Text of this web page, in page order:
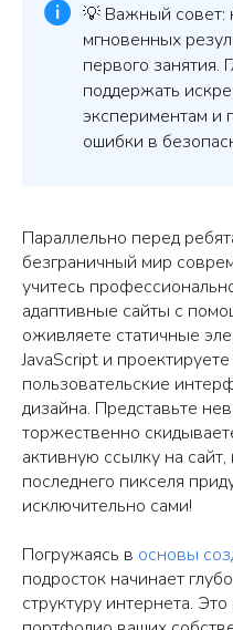
💡 Важный совет:
мгновенных
первого занятия.
поддержать
экспериментам и
ошибки в
Параллельно перед
безграничный мир
учитесь
адаптивные сайты с
оживляете статичные
JavaScript и
пользовательские
дизайна. Представьте
торжественно
активную ссылку на
последнего пикселя
исключительно сами!
Погружаясь в основы
подросток начинает
структуру интернета.